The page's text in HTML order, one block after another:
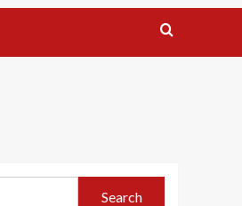
Search